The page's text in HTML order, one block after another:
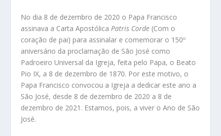
No dia 8 de dezembro de 2020 o Papa Francisco
assinava a Carta ApostólicaPatris Corde (Com o
coração de pai) para assinalar e comemorar o 150º
aniversário da proclamação de São José como
Padroeiro Universal da Igreja, feita pelo Papa, o Beato
Pio IX, a 8 de dezembro de 1870. Por este motivo, o
Papa Francisco convocou a Igreja a dedicar este ano a
São José, desde 8 de dezembro de 2020 a 8 de
dezembro de 2021. Estamos, pois, a viver o Ano de São
José.